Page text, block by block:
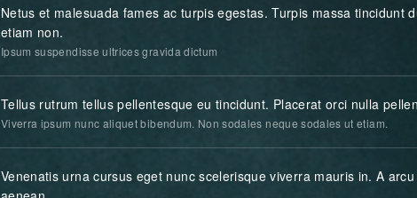
Netus et malesuada fames ac turpis egestas. Turpis massa tincidunt
etiam non.
Ipsum suspendisse ultrices gravida dictum
Tellus rutrum tellus pellentesque eu tincidunt. Placerat orci nulla
Viverra ipsum nunc aliquet bibendum. Non sodales neque sodales ut etiam.
Venenatis urna cursus eget nunc scelerisque viverra mauris in. A